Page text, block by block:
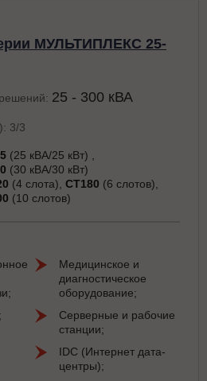
МУЛЬТИПЛЕКС 25-
25 - 300 кВА
3/3
(25 кВА/25 кВт)
(30 кВА/30 кВт)
(4 слота) СТ180 (6 слотов)
(10 слотов)
Медицинское и
диагностическое
оборудование;
Серверные и рабочие
станции;
IDC (Интернет дата-
центры);